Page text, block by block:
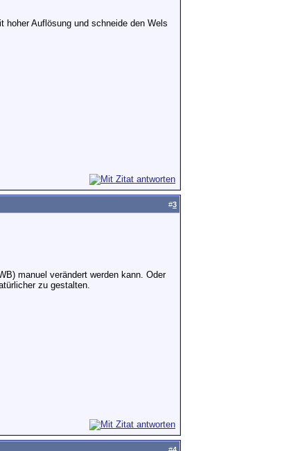
Auflösung und schneide den Wels
#3
manuel verändert werden kann. Oder
zu gestalten.